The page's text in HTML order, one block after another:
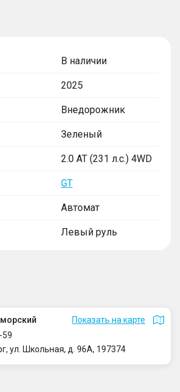
В наличии
2025
Внедорожник
Зеленый
2.0 AT (231 л.с.) 4WD
GT
Автомат
Левый руль
Показать на карте
59
ул. Школьная, д. 96А, 197374